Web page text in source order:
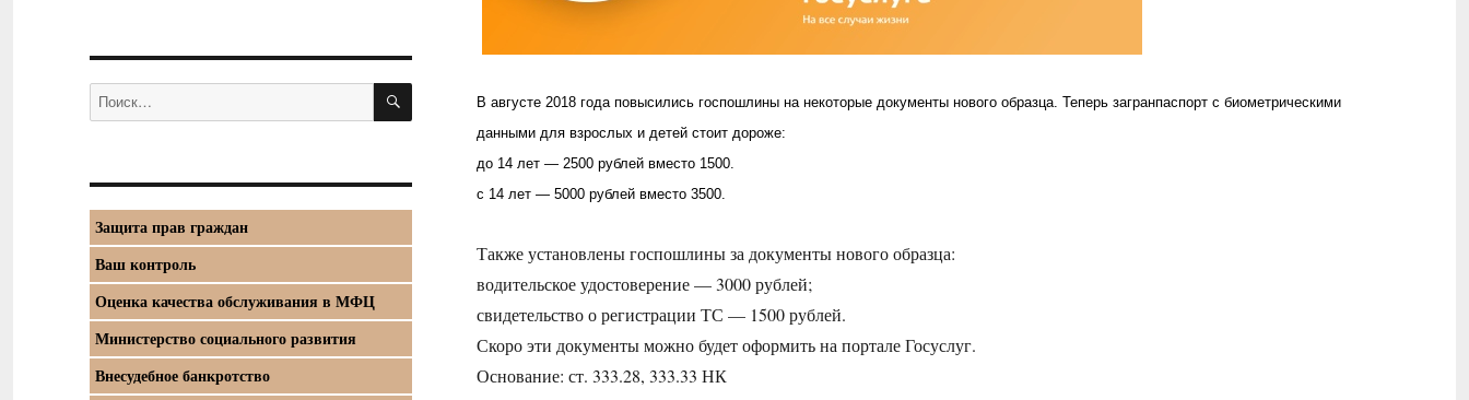
В августе 2018 года повысились госпошлины на некоторые документы нового образца. Теперь загранпаспорт с биометрическими
данными для взрослых и детей стоит дороже:
до 14 лет — 2500 рублей вместо 1500.
с 14 лет — 5000 рублей вместо 3500.
Также установлены госпошлины за документы нового образца:
водительское удостоверение — 3000 рублей;
свидетельство о регистрации ТС — 1500 рублей.
Скоро эти документы можно будет оформить на портале Госуслуг.
Основание: ст. 333.28, 333.33 НК
Искать: ПОИСК
Защита прав граждан
Ваш контроль
Оценка качества обслуживания в МФЦ
Министерство социального развития
Внесудебное банкротство